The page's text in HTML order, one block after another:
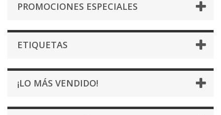
PROMOCIONES ESPECIALES
ETIQUETAS
¡LO MÁS VENDIDO!